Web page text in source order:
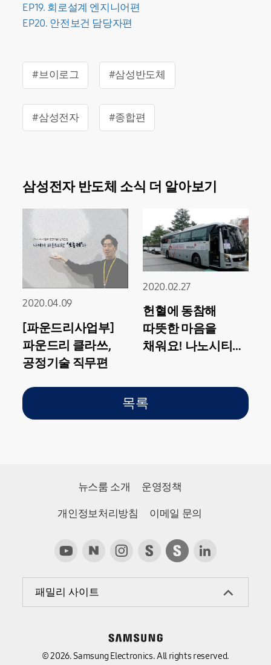
EP19. 회로설계 엔지니어편
EP20. 안전보건 담당자편
#브이로그 #삼성반도체
#삼성전자 #종합편
삼성전자 반도체 소식 더 알아보기
2020.04.09
[파운드리사업부]
파운드리 클라쓰,
공정기술 직무편
2020.02.27
헌혈에 동참해
따뜻한 마음을
채워요! 나노시티
목록
뉴스룸 소개 운영정책
개인정보처리방침 이메일 문의
패밀리 사이트
© 2026. Samsung Electronics. All rights reserved.